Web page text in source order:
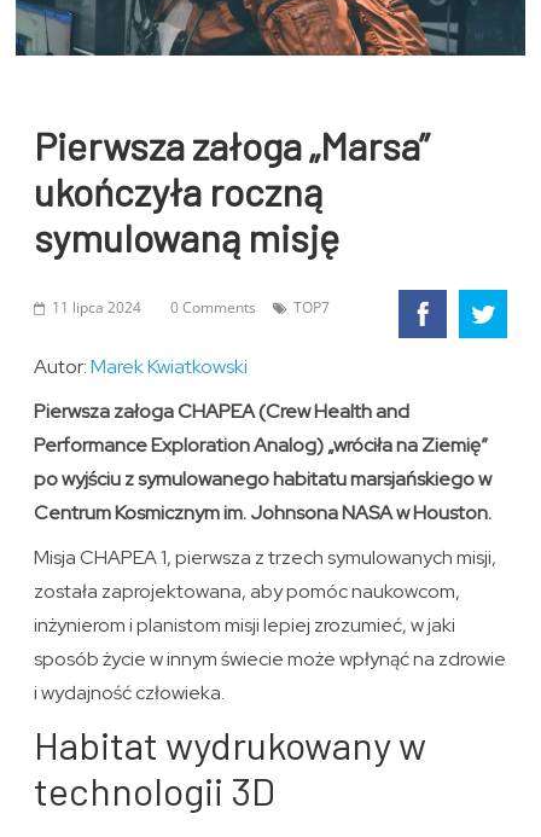
Pierwsza załoga „Marsa”
ukończyła roczną
symulowaną misję
11 lipca 2024 0 Comments TOP7
Autor:Marek Kwiatkowski
Pierwsza załoga CHAPEA (Crew Health and
Performance Exploration Analog) „wróciła na Ziemię”
po wyjściu z symulowanego habitatu marsjańskiego w
Centrum Kosmicznym im. Johnsona NASA w Houston.
Misja CHAPEA 1, pierwsza z trzech symulowanych misji,
została zaprojektowana, aby pomóc naukowcom,
inżynierom i planistom misji lepiej zrozumieć, w jaki
sposób życie w innym świecie może wpłynąć na zdrowie
i wydajność człowieka.
Habitat wydrukowany w
technologii 3D